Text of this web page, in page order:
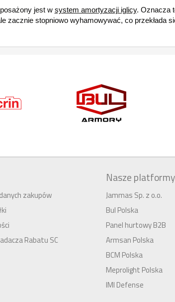
jest w system amortyzacji iglicy. Oznacza
zacznie stopniowo wyhamowywać, co przekłada
zakupów
Rabatu SC
Nasze platformy
Jammas Sp. z o.o.
Bul Polska
Panel hurtowy B2B
Armsan Polska
BCM Polska
Meprolight Polska
IMI Defense